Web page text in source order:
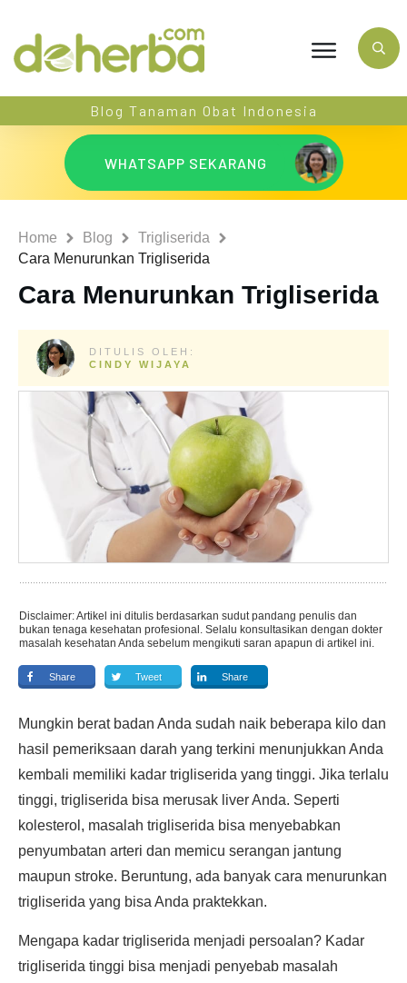
Blog Tanaman Obat Indonesia
WHATSAPP SEKARANG
Home Blog
Trigliserida
Cara Menurunkan Trigliserida
Cara Menurunkan Trigliserida
DITULIS OLEH:
CINDY WIJAYA
Disclaimer: Artikel ini ditulis berdasarkan sudut pandang penulis dan
bukan tenaga kesehatan profesional. Selalu konsultasikan dengan dokter
masalah kesehatan Anda sebelum mengikuti saran apapun di artikel ini.
Share Tweet Share
Mungkin berat badan Anda sudah naik beberapa kilo dan
hasil pemeriksaan darah yang terkini menunjukkan Anda
kembali memiliki kadar trigliserida yang tinggi. Jika terlalu
tinggi, trigliserida bisa merusak liver Anda. Seperti
kolesterol, masalah trigliserida bisa menyebabkan
penyumbatan arteri dan memicu serangan jantung
maupun stroke. Beruntung, ada banyak cara menurunkan
trigliserida yang bisa Anda praktekkan.
Mengapa kadar trigliserida menjadi persoalan? Kadar
trigliserida tinggi bisa menjadi penyebab masalah